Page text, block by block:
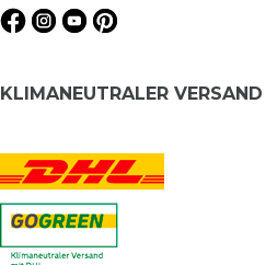
KLIMANEUTRALER VERSAND